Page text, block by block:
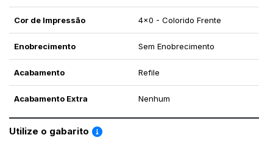
Cor de Impressão 4x0 - Colorido Frente
Enobrecimento Sem Enobrecimento
Acabamento Refile
Acabamento Extra Nenhum
Utilize o gabarito Saiba como utilizar os nossos gabaritos